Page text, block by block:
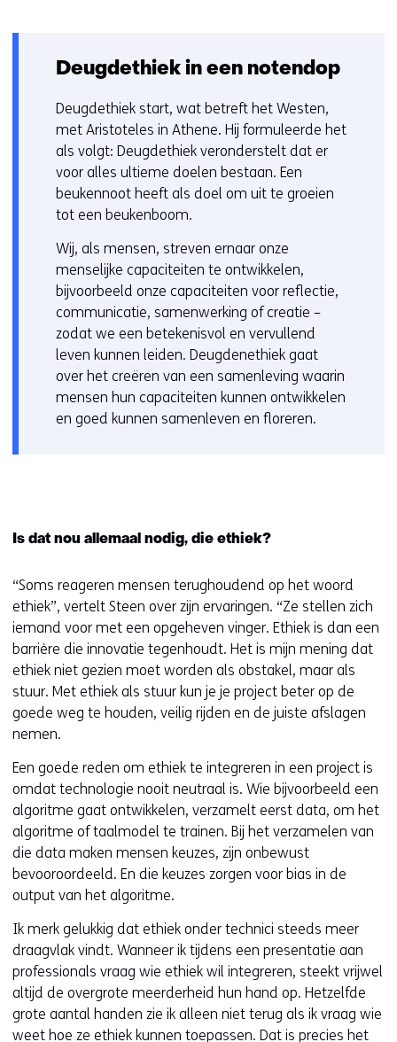
w
b
s
i
t
e
Deugdethiek in een notendop
Deugdethiek start, wat betreft het Westen,
met Aristoteles in Athene. Hij formuleerde het
als volgt: Deugdethiek veronderstelt dat er
voor alles ultieme doelen bestaan. Een
beukennoot heeft als doel om uit te groeien
tot een beukenboom.
Wij, als mensen, streven ernaar onze
menselijke capaciteiten te ontwikkelen,
bijvoorbeeld onze capaciteiten voor reflectie,
communicatie, samenwerking of creatie –
zodat we een betekenisvol en vervullend
leven kunnen leiden. Deugdenethiek gaat
over het creëren van een samenleving waarin
mensen hun capaciteiten kunnen ontwikkelen
en goed kunnen samenleven en floreren.
Is dat nou allemaal nodig, die ethiek?
“Soms reageren mensen terughoudend op het woord
ethiek”, vertelt Steen over zijn ervaringen. “Ze stellen zich
iemand voor met een opgeheven vinger. Ethiek is dan een
barrière die innovatie tegenhoudt. Het is mijn mening dat
ethiek niet gezien moet worden als obstakel, maar als
stuur. Met ethiek als stuur kun je je project beter op de
goede weg te houden, veilig rijden en de juiste afslagen
nemen.
Een goede reden om ethiek te integreren in een project is
omdat technologie nooit neutraal is. Wie bijvoorbeeld een
algoritme gaat ontwikkelen, verzamelt eerst data, om het
algoritme of taalmodel te trainen. Bij het verzamelen van
die data maken mensen keuzes, zijn onbewust
bevooroordeeld. En die keuzes zorgen voor bias in de
output van het algoritme.
Ik merk gelukkig dat ethiek onder technici steeds meer
draagvlak vindt. Wanneer ik tijdens een presentatie aan
professionals vraag wie ethiek wil integreren, steekt vrijwel
altijd de overgrote meerderheid hun hand op. Hetzelfde
grote aantal handen zie ik alleen niet terug als ik vraag wie
weet hoe ze ethiek kunnen toepassen. Dat is precies het